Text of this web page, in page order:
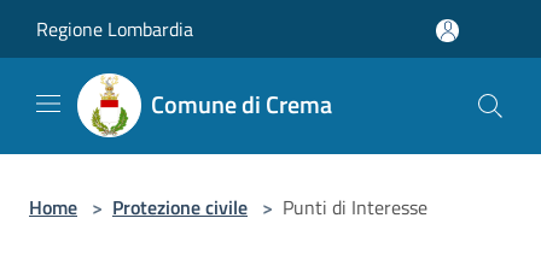
Regione Lombardia
Comune di Crema
Home > Protezione civile > Punti di Interesse